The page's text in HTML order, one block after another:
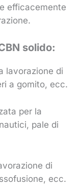
efficacemente
solido:
lavorazione di
a gomito, ecc.
per la
pale di
di
ecc.